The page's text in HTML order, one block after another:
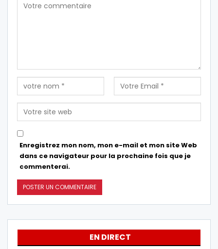
Enregistrez mon nom, mon e-mail et mon site Web
dans ce navigateur pour la prochaine fois que je
commenterai.
EN DIRECT